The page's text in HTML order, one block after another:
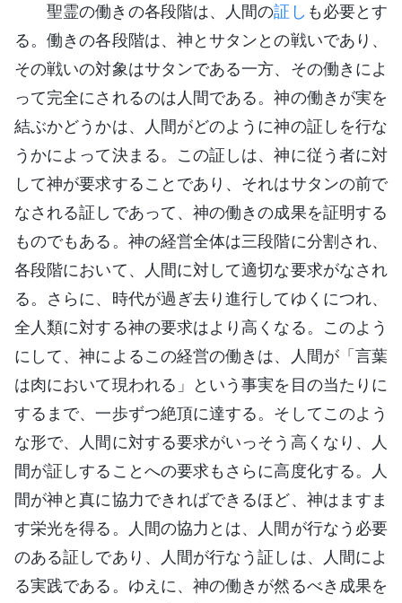
聖霊の働きの各段階は、人間の証し も必要とす
る。働きの各段階は、神とサタンとの戦いであり、
その戦いの対象はサタンである一方、その働きによ
って完全にされるのは人間である。神の働きが実を
結ぶかどうかは、人間がどのように神の証しを行な
うかによって決まる。この証しは、神に従う者に対
して神が要求することであり、それはサタンの前で
なされる証しであって、神の働きの成果を証明する
ものでもある。神の経営全体は三段階に分割され、
各段階において、人間に対して適切な要求がなされ
る。さらに、時代が過ぎ去り進行してゆくにつれ、
全人類に対する神の要求はより高くなる。このよう
にして、神によるこの経営の働きは、人間が「言葉
は肉において現われる」という事実を目の当たりに
するまで、一歩ずつ絶頂に達する。そしてこのよう
な形で、人間に対する要求がいっそう高くなり、人
間が証しすることへの要求もさらに高度化する。人
間が神と真に協力できればできるほど、神はますま
す栄光を得る。人間の協力とは、人間が行なう必要
のある証しであり、人間が行なう証しは、人間によ
る実践である。ゆえに、神の働きが然るべき成果を